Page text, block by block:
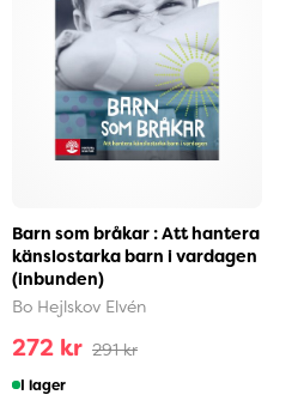
Barn som bråkar : Att hantera
känslostarka barn i vardagen
(inbunden)
Bo Hejlskov Elvén
272 kr 291 kr
I lager